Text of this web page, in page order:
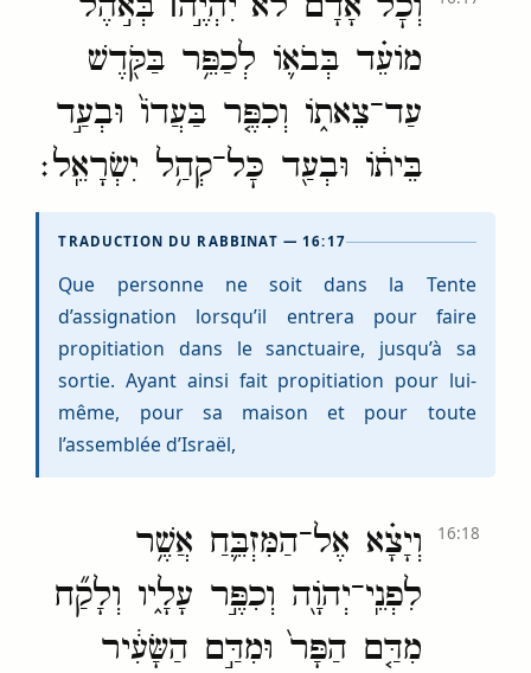
מוֹעֵ֗ד בְּבֹא֛וֹ לְכַפֵּ֥ר בַּקֹּ֖דֶשׁ
עַד־צֵאת֑וֹ וְכִפֶּ֤ר בַּעֲדוֹ֙ וּבְעַ֣ד
בֵּית֔וֹ וּבְעַ֖ד כׇּל־קְהַ֥ל יִשְׂרָאֵֽל׃
TRADUCTION DU RABBINAT — 16:17
Que personne ne soit dans la Tente
d’assignation lorsqu’il entrera pour faire
propitiation dans le sanctuaire, jusqu’à sa
sortie. Ayant ainsi fait propitiation pour lui-
même, pour sa maison et pour toute
l’assemblée d’Israël,
וְיָצָ֗א אֶל־הַמִּזְבֵּ֛חַ אֲשֶׁ֥ר
לִפְנֵֽי־יְהֹוָ֖ה וְכִפֶּ֣ר עָלָ֑יו וְלָקַ֞ח
מִדַּ֤ם הַפָּר֙ וּמִדַּ֣ם הַשָּׂעִ֔יר
16:18